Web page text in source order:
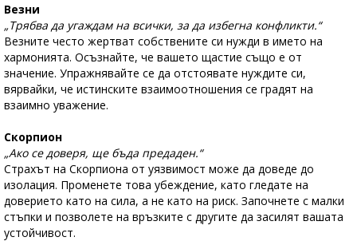
Везни
„Трябва да угаждам на всички, за да избегна конфликти.“
Везните често жертват собствените си нужди в името на
хармонията. Осъзнайте, че вашето щастие също е от
значение. Упражнявайте се да отстоявате нуждите си,
вярвайки, че истинските взаимоотношения се градят на
взаимно уважение.
Скорпион
„Ако се доверя, ще бъда предаден.“
Страхът на Скорпиона от уязвимост може да доведе до
изолация. Променете това убеждение, като гледате на
доверието като на сила, а не като на риск. Започнете с малки
стъпки и позволете на връзките с другите да засилят вашата
устойчивост.